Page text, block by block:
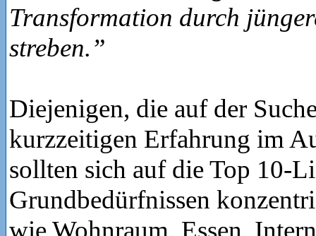
Transformation durch
streben.”
Diejenigen, die auf der
kurzzeitigen Erfahrung im
sollten sich auf die Top 10-
Grundbedürfnissen
wie Wohnraum, Essen,